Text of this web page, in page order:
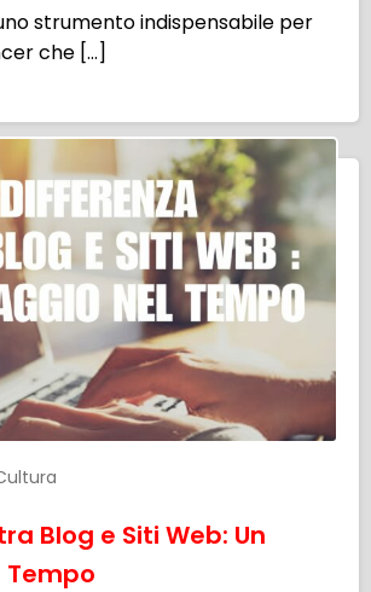
strumento indispensabile per
che […]
Blog e Siti Web: Un